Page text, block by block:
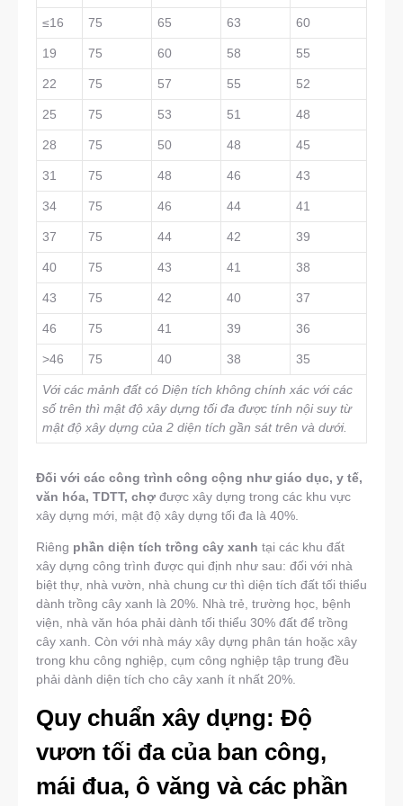
≤16 75 65 63 60
19 75 60 58 55
22 75 57 55 52
25 75 53 51 48
28 75 50 48 45
31 75 48 46 43
34 75 46 44 41
37 75 44 42 39
40 75 43 41 38
43 75 42 40 37
46 75 41 39 36
>46 75 40 38 35
Với các mảnh đất có Diện tích không chính xác với các
số trên thì mật độ xây dựng tối đa được tính nội suy từ
mật độ xây dựng của 2 diện tích gần sát trên và dưới.
Đối với các công trình công cộng như giáo dục, y tế,
văn hóa, TDTT, chợ được xây dựng trong các khu vực
xây dựng mới, mật độ xây dựng tối đa là 40%.
Riêng phần diện tích trồng cây xanh tại các khu đất
xây dựng công trình được qui định như sau: đối với nhà
biệt thự, nhà vườn, nhà chung cư thì diện tích đất tối thiểu
dành trồng cây xanh là 20%. Nhà trẻ, trường học, bệnh
viện, nhà văn hóa phải dành tối thiểu 30% đất để trồng
cây xanh. Còn với nhà máy xây dựng phân tán hoặc xây
trong khu công nghiệp, cụm công nghiệp tập trung đều
phải dành diện tích cho cây xanh ít nhất 20%.
Quy chuẩn xây dựng: Độ
vươn tối đa của ban công,
mái đua, ô văng và các phần